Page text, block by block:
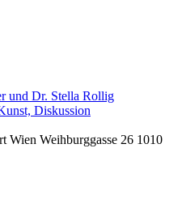
und Dr. Stella Rollig
Diskussion
Wien Weihburggasse 26 1010